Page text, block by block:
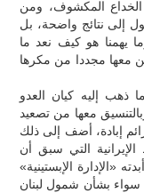
المكشوف، ومن
إلى نتائج واضحة، بل
يهمنا هو كيف نعد ما
معها مجددا من مكرها
ذهب إليه كيان العدو
معها من تصعيد
إبادة، أضف إلى ذلك
التي سبق أن
«الإدارة الإبستينية»
سواء بشأن شمول لبنان